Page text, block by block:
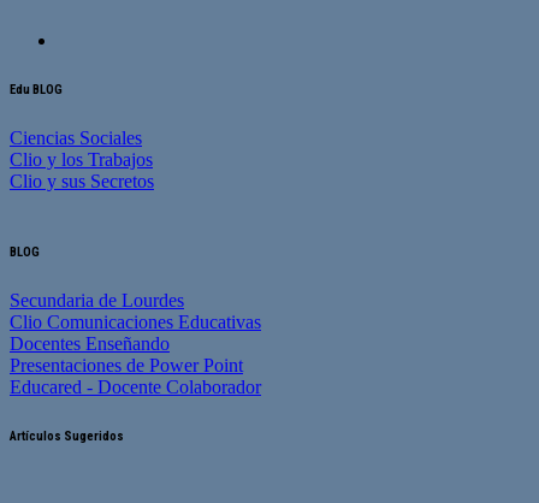
Edu BLOG
Ciencias Sociales
Clio y los Trabajos
Clio y sus Secretos
BLOG
Secundaria de Lourdes
Clio Comunicaciones Educativas
Docentes Enseñando
Presentaciones de Power Point
Educared - Docente Colaborador
Artículos Sugeridos